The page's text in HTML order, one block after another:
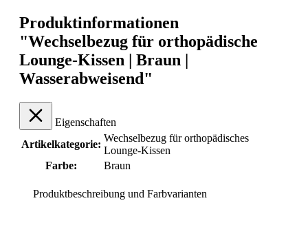
Produktinformationen
"Wechselbezug für orthopädische
Lounge-Kissen | Braun |
Wasserabweisend"
Eigenschaften
Artikelkategorie:
Wechselbezug für orthopädisches
Lounge-Kissen
Farbe:
Braun
Produktbeschreibung und Farbvarianten